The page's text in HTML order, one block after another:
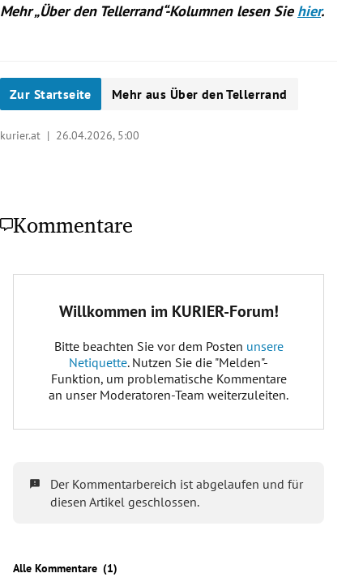
Mehr „Über den Tellerrand“-Kolumnen lesen Sie hier.
Zur Startseite Mehr aus Über den Tellerrand
kurier.at | 26.04.2026, 5:00
Kommentare